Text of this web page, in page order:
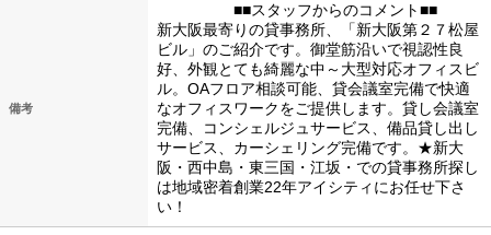
備考
■■スタッフからのコメント■■
新大阪最寄りの貸事務所、「新大阪第２７松屋
ビル」のご紹介です。御堂筋沿いで視認性良
好、外観とても綺麗な中～大型対応オフィスビ
ル。OAフロア相談可能、貸会議室完備で快適
なオフィスワークをご提供します。貸し会議室
完備、コンシェルジュサービス、備品貸し出し
サービス、カーシェリング完備です。★新大
阪・西中島・東三国・江坂・での貸事務所探し
は地域密着創業22年アイシティにお任せ下さ
い！